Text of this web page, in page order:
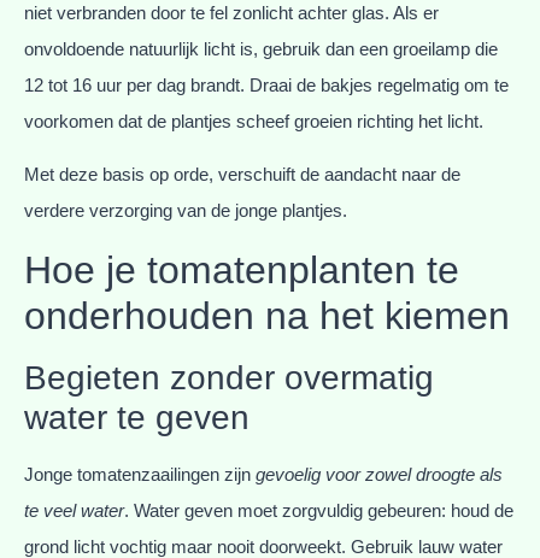
niet verbranden door te fel zonlicht achter glas. Als er
onvoldoende natuurlijk licht is, gebruik dan een groeilamp die
12 tot 16 uur per dag brandt. Draai de bakjes regelmatig om te
voorkomen dat de plantjes scheef groeien richting het licht.
Met deze basis op orde, verschuift de aandacht naar de
verdere verzorging van de jonge plantjes.
Hoe je tomatenplanten te
onderhouden na het kiemen
Begieten zonder overmatig
water te geven
Jonge tomatenzaailingen zijn gevoelig voor zowel droogte als
te veel water. Water geven moet zorgvuldig gebeuren: houd de
grond licht vochtig maar nooit doorweekt. Gebruik lauw water